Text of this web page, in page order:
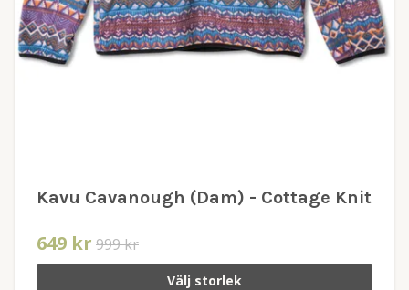
Kavu Cavanough (Dam) - Cottage Knit
649 kr 999 kr
Välj storlek